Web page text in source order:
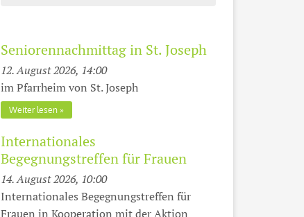
Seniorennachmittag in St. Joseph
12. August 2026, 14:00
im Pfarrheim von St. Joseph
Weiter lesen
Internationales
Begegnungstreffen für Frauen
14. August 2026, 10:00
Internationales Begegnungstreffen für
Frauen in Kooperation mit der Aktion